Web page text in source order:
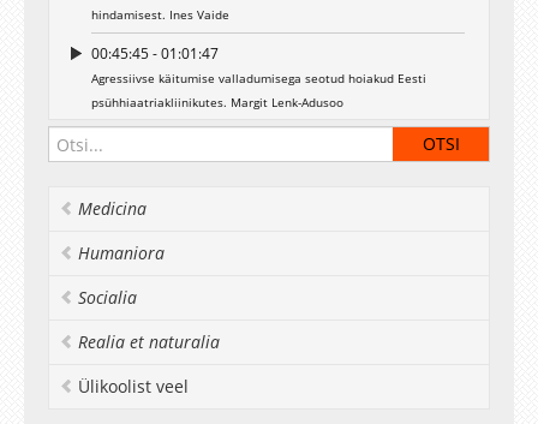
hindamisest. Ines Vaide
00:45:45 - 01:01:47
Agressiivse käitumise valladumisega seotud hoiakud Eesti
psühhiaatriakliinikutes. Margit Lenk-Adusoo
Patsiendiohutusjuhtumite teavitussüsteemid haiglates,
Ere Uibu
01:18:34 - 01:32:30
patsientide suitsetamisele? Läbilõikelised uuringud 2002 ja
Kroonilise pankreatiidi kirurgilise ravi näidustused ja tulemused.
Medicina
Humaniora
Socialia
Realia et naturalia
Ülikoolist veel